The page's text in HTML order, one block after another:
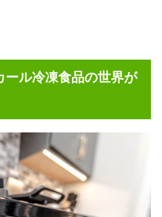
ール冷凍食品の世界が